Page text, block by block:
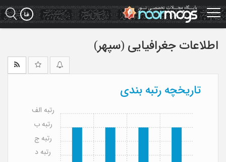
Skip
to
main
اطلاعات جغرافیایی (سپهر)
تاریخچه رتبه بندی
رتبه د
رتبه ج
رتبه ب
رتبه الف